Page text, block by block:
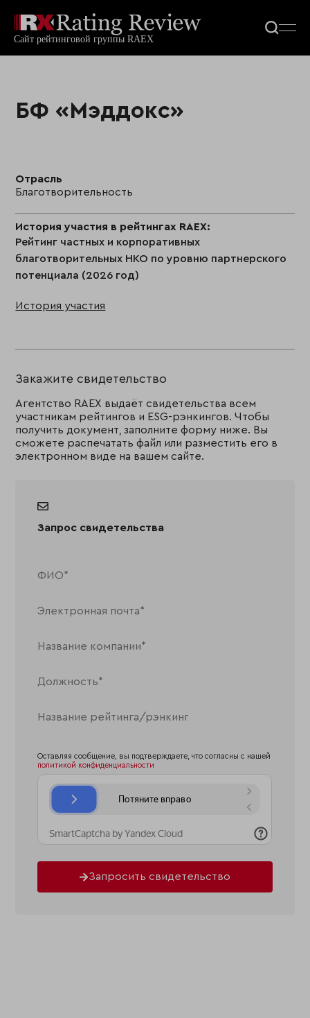
БФ «Мэддокс»
Отрасль
Благотворительность
История участия в рейтингах RAEX:
Рейтинг частных и корпоративных
благотворительных НКО по уровню партнерского
потенциала (2026 год)
История участия
Закажите свидетельство
Агентство RAEX выдаёт свидетельства всем
участникам рейтингов и ESG-рэнкингов. Чтобы
получить документ, заполните форму ниже. Вы
сможете распечатать файл или разместить его в
электронном виде на вашем сайте.
Запрос свидетельства
Оставляя сообщение, вы подтверждаете, что согласны с нашей
политикой конфиденциальности
Запросить свидетельство